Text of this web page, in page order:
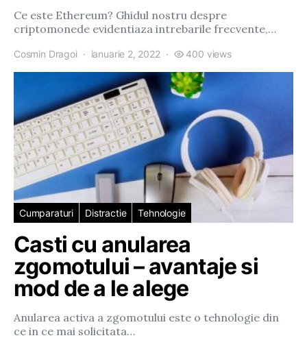
Ce este Ethereum? Ghidul nostru despre
criptomonede evidentiaza intrebarile frecvente,…
Cosmin Dragoi ianuarie 2, 2022 400 views
Cumparaturi Distractie Tehnologie
Casti cu anularea
zgomotului – avantaje si
mod de a le alege
Anularea activa a zgomotului este o tehnologie din
ce in ce mai solicitata…